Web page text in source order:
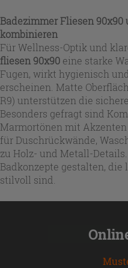
Badezimmer Fliesen 90x90
kombinieren
Für Wellness-Optik und
fliesen 90x90 eine starke
Fugen, wirkt hygienisch
erscheinen. Matte
R9) unterstützen die
Besonders gefragt sind
Marmortönen mit
für Duschrückwände,
zu Holz- und Metall-
Badkonzepte gestalten,
stilvoll sind.